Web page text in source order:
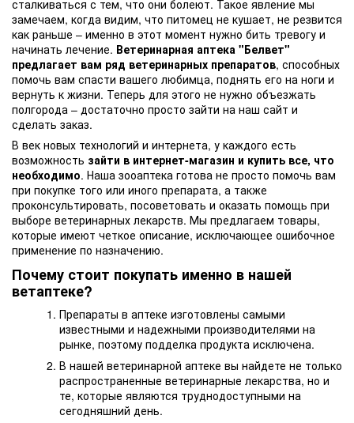
сталкиваться с тем, что они болеют. Такое явление мы
замечаем, когда видим, что питомец не кушает, не резвится
как раньше – именно в этот момент нужно бить тревогу и
начинать лечение. Ветеринарная аптека "Белвет"
предлагает вам ряд ветеринарных препаратов, способных
помочь вам спасти вашего любимца, поднять его на ноги и
вернуть к жизни. Теперь для этого не нужно объезжать
полгорода – достаточно просто зайти на наш сайт и
сделать заказ.
В век новых технологий и интернета, у каждого есть
возможность зайти в интернет-магазин и купить все, что
необходимо. Наша зооаптека готова не просто помочь вам
при покупке того или иного препарата, а также
проконсультировать, посоветовать и оказать помощь при
выборе ветеринарных лекарств. Мы предлагаем товары,
которые имеют четкое описание, исключающее ошибочное
применение по назначению.
Почему стоит покупать именно в нашей
ветаптеке?
Препараты в аптеке изготовлены самыми
известными и надежными производителями на
рынке, поэтому подделка продукта исключена.
В нашей ветеринарной аптеке вы найдете не только
распространенные ветеринарные лекарства, но и
те, которые являются труднодоступными на
сегодняшний день.